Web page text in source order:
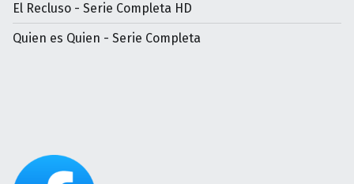
El Recluso - Serie Completa HD
Quien es Quien - Serie Completa